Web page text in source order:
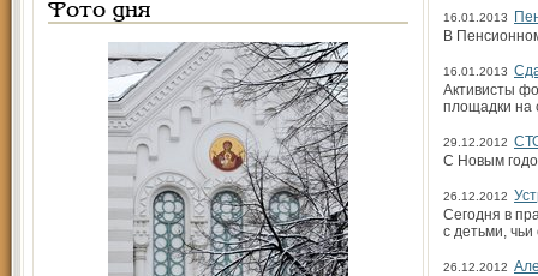
Фото дня 16.01.2013
В
16.01.2013
Активисты
площадки на
29.12.2012
С Новым
26.12.2012
Сегодня в
с детьми,
26.12.2012